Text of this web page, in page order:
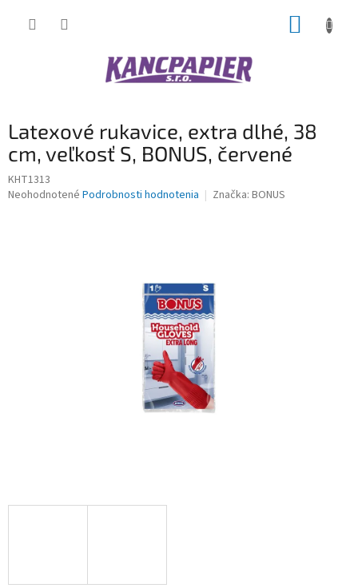
Latexové rukavice, extra dlhé, 38
cm, veľkosť S, BONUS, červené
KHT1313
Priemerné
Neohodnotené Podrobnosti hodnotenia Značka: BONUS